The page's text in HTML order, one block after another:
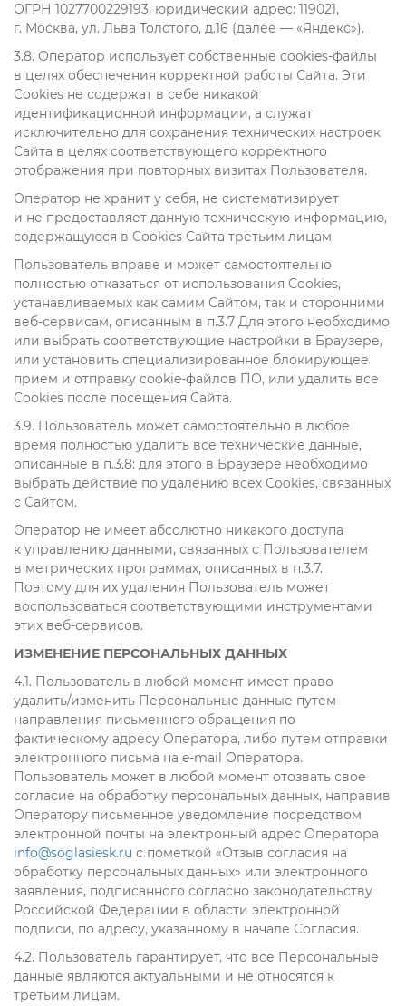
ОГРН 1027700229193, юридический адрес: 119021,
г. Москва, ул. Льва Толстого, д.16 (далее — «Яндекс»).
3.8. Оператор использует собственные cookies-файлы
в целях обеспечения корректной работы Сайта. Эти
Cookies не содержат в себе никакой
идентификационной информации, а служат
исключительно для сохранения технических настроек
Сайта в целях соответствующего корректного
отображения при повторных визитах Пользователя.
Оператор не хранит у себя, не систематизирует
и не предоставляет данную техническую информацию,
содержащуюся в Cookies Сайта третьим лицам.
Пользователь вправе и может самостоятельно
полностью отказаться от использования Cookies,
устанавливаемых как самим Сайтом, так и сторонними
веб‑сервисам, описанным в п.3.7 Для этого необходимо
или выбрать соответствующие настройки в Браузере,
или установить специализированное блокирующее
прием и отправку cookie-файлов ПО, или удалить все
Cookies после посещения Сайта.
3.9. Пользователь может самостоятельно в любое
время полностью удалить все технические данные,
описанные в п.3.8: для этого в Браузере необходимо
выбрать действие по удалению всех Cookies, связанных
с Сайтом.
Оператор не имеет абсолютно никакого доступа
к управлению данными, связанных с Пользователем
в метрических программах, описанных в п.3.7.
Поэтому для их удаления Пользователь может
воспользоваться соответствующими инструментами
этих веб‑сервисов.
ИЗМЕНЕНИЕ ПЕРСОНАЛЬНЫХ ДАННЫХ
4.1. Пользователь в любой момент имеет право
удалить/изменить Персональные данные путем
направления письменного обращения по
фактическому адресу Оператора, либо путем отправки
электронного письма на e-mail Оператора.
Пользователь может в любой момент отозвать свое
согласие на обработку персональных данных, направив
Оператору письменное уведомление посредством
электронной почты на электронный адрес Оператора
info@soglasiesk.ru с пометкой «Отзыв согласия на
обработку персональных данных» или электронного
заявления, подписанного согласно законодательству
Российской Федерации в области электронной
подписи, по адресу, указанному в начале Согласия.
4.2. Пользователь гарантирует, что все Персональные
данные являются актуальными и не относятся к
третьим лицам.